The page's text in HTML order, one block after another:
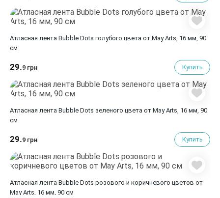
Атласная лента Bubble Dots голубого цвета от May Arts, 16 мм, 90
cм
29.9 грн Купить
Атласная лента Bubble Dots зеленого цвета от May Arts, 16 мм, 90
cм
29.9 грн Купить
Атласная лента Bubble Dots розового и коричневого цветов от
May Arts, 16 мм, 90 cм